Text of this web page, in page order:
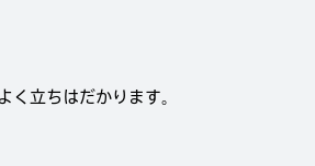
立ちはだかります。